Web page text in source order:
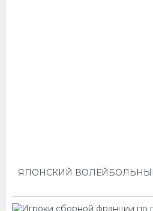
ЯПОНСКИЙ